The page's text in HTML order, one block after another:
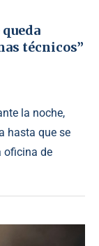
técnicos”
la noche,
hasta que se
oficina de